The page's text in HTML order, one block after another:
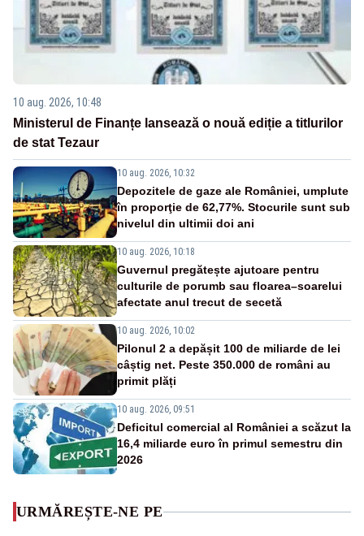
10 aug. 2026, 10:48
Ministerul de Finanțe lansează o nouă ediție a titlurilor
de stat Tezaur
10 aug. 2026, 10:32
Depozitele de gaze ale României, umplute
în proporţie de 62,77%. Stocurile sunt sub
nivelul din ultimii doi ani
10 aug. 2026, 10:18
Guvernul pregătește ajutoare pentru
culturile de porumb sau floarea–soarelui
afectate anul trecut de secetă
10 aug. 2026, 10:02
Pilonul 2 a depășit 100 de miliarde de lei
câștig net. Peste 350.000 de români au
primit plăți
10 aug. 2026, 09:51
Deficitul comercial al României a scăzut la
16,4 miliarde euro în primul semestru din
2026
URMĂREȘTE-NE PE